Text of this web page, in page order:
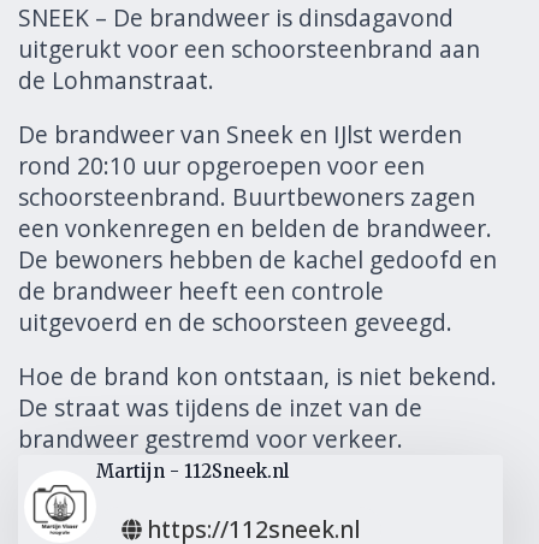
SNEEK – De brandweer is dinsdagavond
uitgerukt voor een schoorsteenbrand aan
de Lohmanstraat.
De brandweer van Sneek en IJlst werden
rond 20:10 uur opgeroepen voor een
schoorsteenbrand. Buurtbewoners zagen
een vonkenregen en belden de brandweer.
De bewoners hebben de kachel gedoofd en
de brandweer heeft een controle
uitgevoerd en de schoorsteen geveegd.
Hoe de brand kon ontstaan, is niet bekend.
De straat was tijdens de inzet van de
brandweer gestremd voor verkeer.
Martijn - 112Sneek.nl
https://112sneek.nl